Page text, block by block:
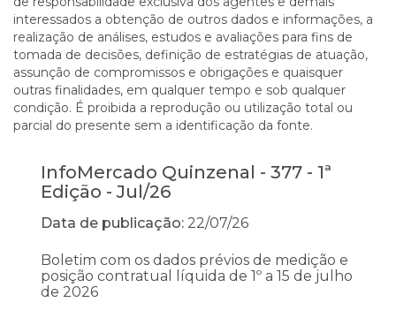
interessados a obtenção de outros dados e informações, a
realização de análises, estudos e avaliações para fins de
tomada de decisões, definição de estratégias de atuação,
assunção de compromissos e obrigações e quaisquer
outras finalidades, em qualquer tempo e sob qualquer
condição. É proibida a reprodução ou utilização total ou
parcial do presente sem a identificação da fonte.
InfoMercado Quinzenal - 377 - 1ª
Edição - Jul/26
Data de publicação: 22/07/26
Boletim com os dados prévios de medição e
posição contratual líquida de 1º a 15 de julho
de 2026